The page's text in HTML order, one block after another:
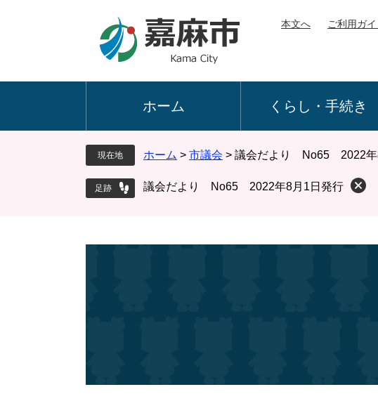
本文へ ご利用ガイ
ホーム くらし・手続き
現在地 ホーム > 市議会 > 議会だより No65 2022年
議会だより No65 2022年8月1日発行